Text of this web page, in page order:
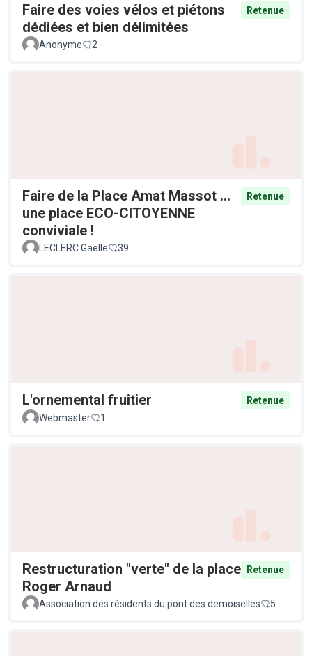
Faire des voies vélos et piétons
dédiées et bien délimitées
Retenue
Anonyme 2
Faire de la Place Amat Massot ...
une place ECO-CITOYENNE
conviviale !
Retenue
LECLERC Gaëlle 39
L'ornemental fruitier
Retenue
Webmaster
1
Restructuration "verte" de la place
Roger Arnaud
Retenue
Association des résidents du pont des demoiselles 5